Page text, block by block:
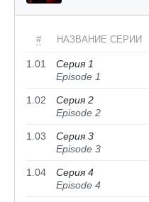
# НАЗВАНИЕ СЕРИИ
1.01
Серия 1
Episode 1
1.02
Серия 2
Episode 2
1.03
Серия 3
Episode 3
1.04
Серия 4
Episode 4